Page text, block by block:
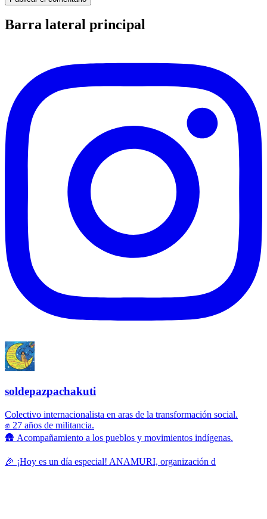
Barra lateral principal
soldepazpachakuti
Colectivo internacionalista en aras de la transformación social.
✊ 27 años de militancia.
🛖 Acompañamiento a los pueblos y movimientos indígenas.
🎉 ¡Hoy es un día especial! ANAMURI, organización d